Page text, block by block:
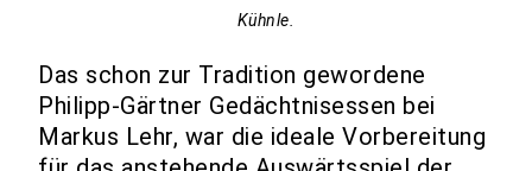
Kühnle.
Das schon zur Tradition gewordene
Philipp-Gärtner Gedächtnisessen bei
Markus Lehr, war die ideale Vorbereitung